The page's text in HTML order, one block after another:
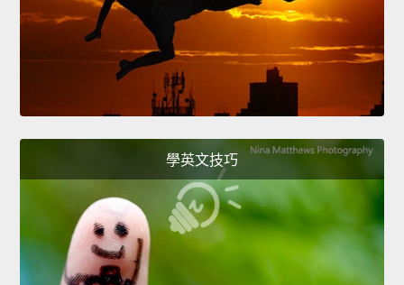
學英文技巧